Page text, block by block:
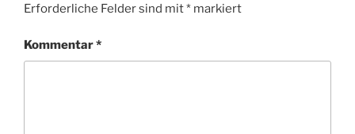
Erforderliche Felder sind mit* markiert
Kommentar*